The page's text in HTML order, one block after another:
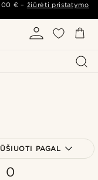
€ – žiūrėti pristatymo
PAGAL
0